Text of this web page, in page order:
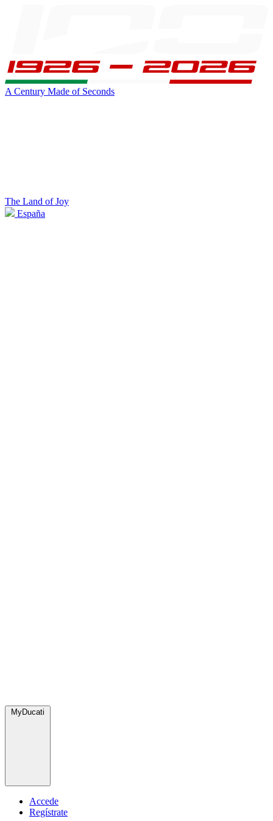
A Century Made of Seconds
The Land of Joy
España
MyDucati
Accede
Regístrate